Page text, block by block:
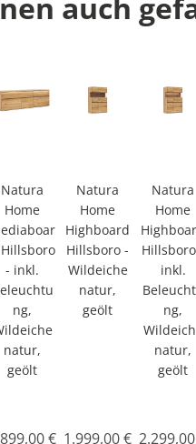
Natura
Home
- inkl.
ng,
natur,
geölt
€
Natura
Home
Highboard
Hillsboro -
Wildeiche
natur,
geölt
1.999,00 €
Natura
Home
inkl.
ng,
natur,
geölt